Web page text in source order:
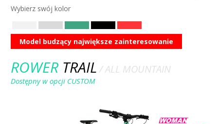
Wybierz swój kolor
Model budzący największe zainteresowanie
ROWER TRAIL / ALL MOUNTAIN
Dostępny w opcji CUSTOM